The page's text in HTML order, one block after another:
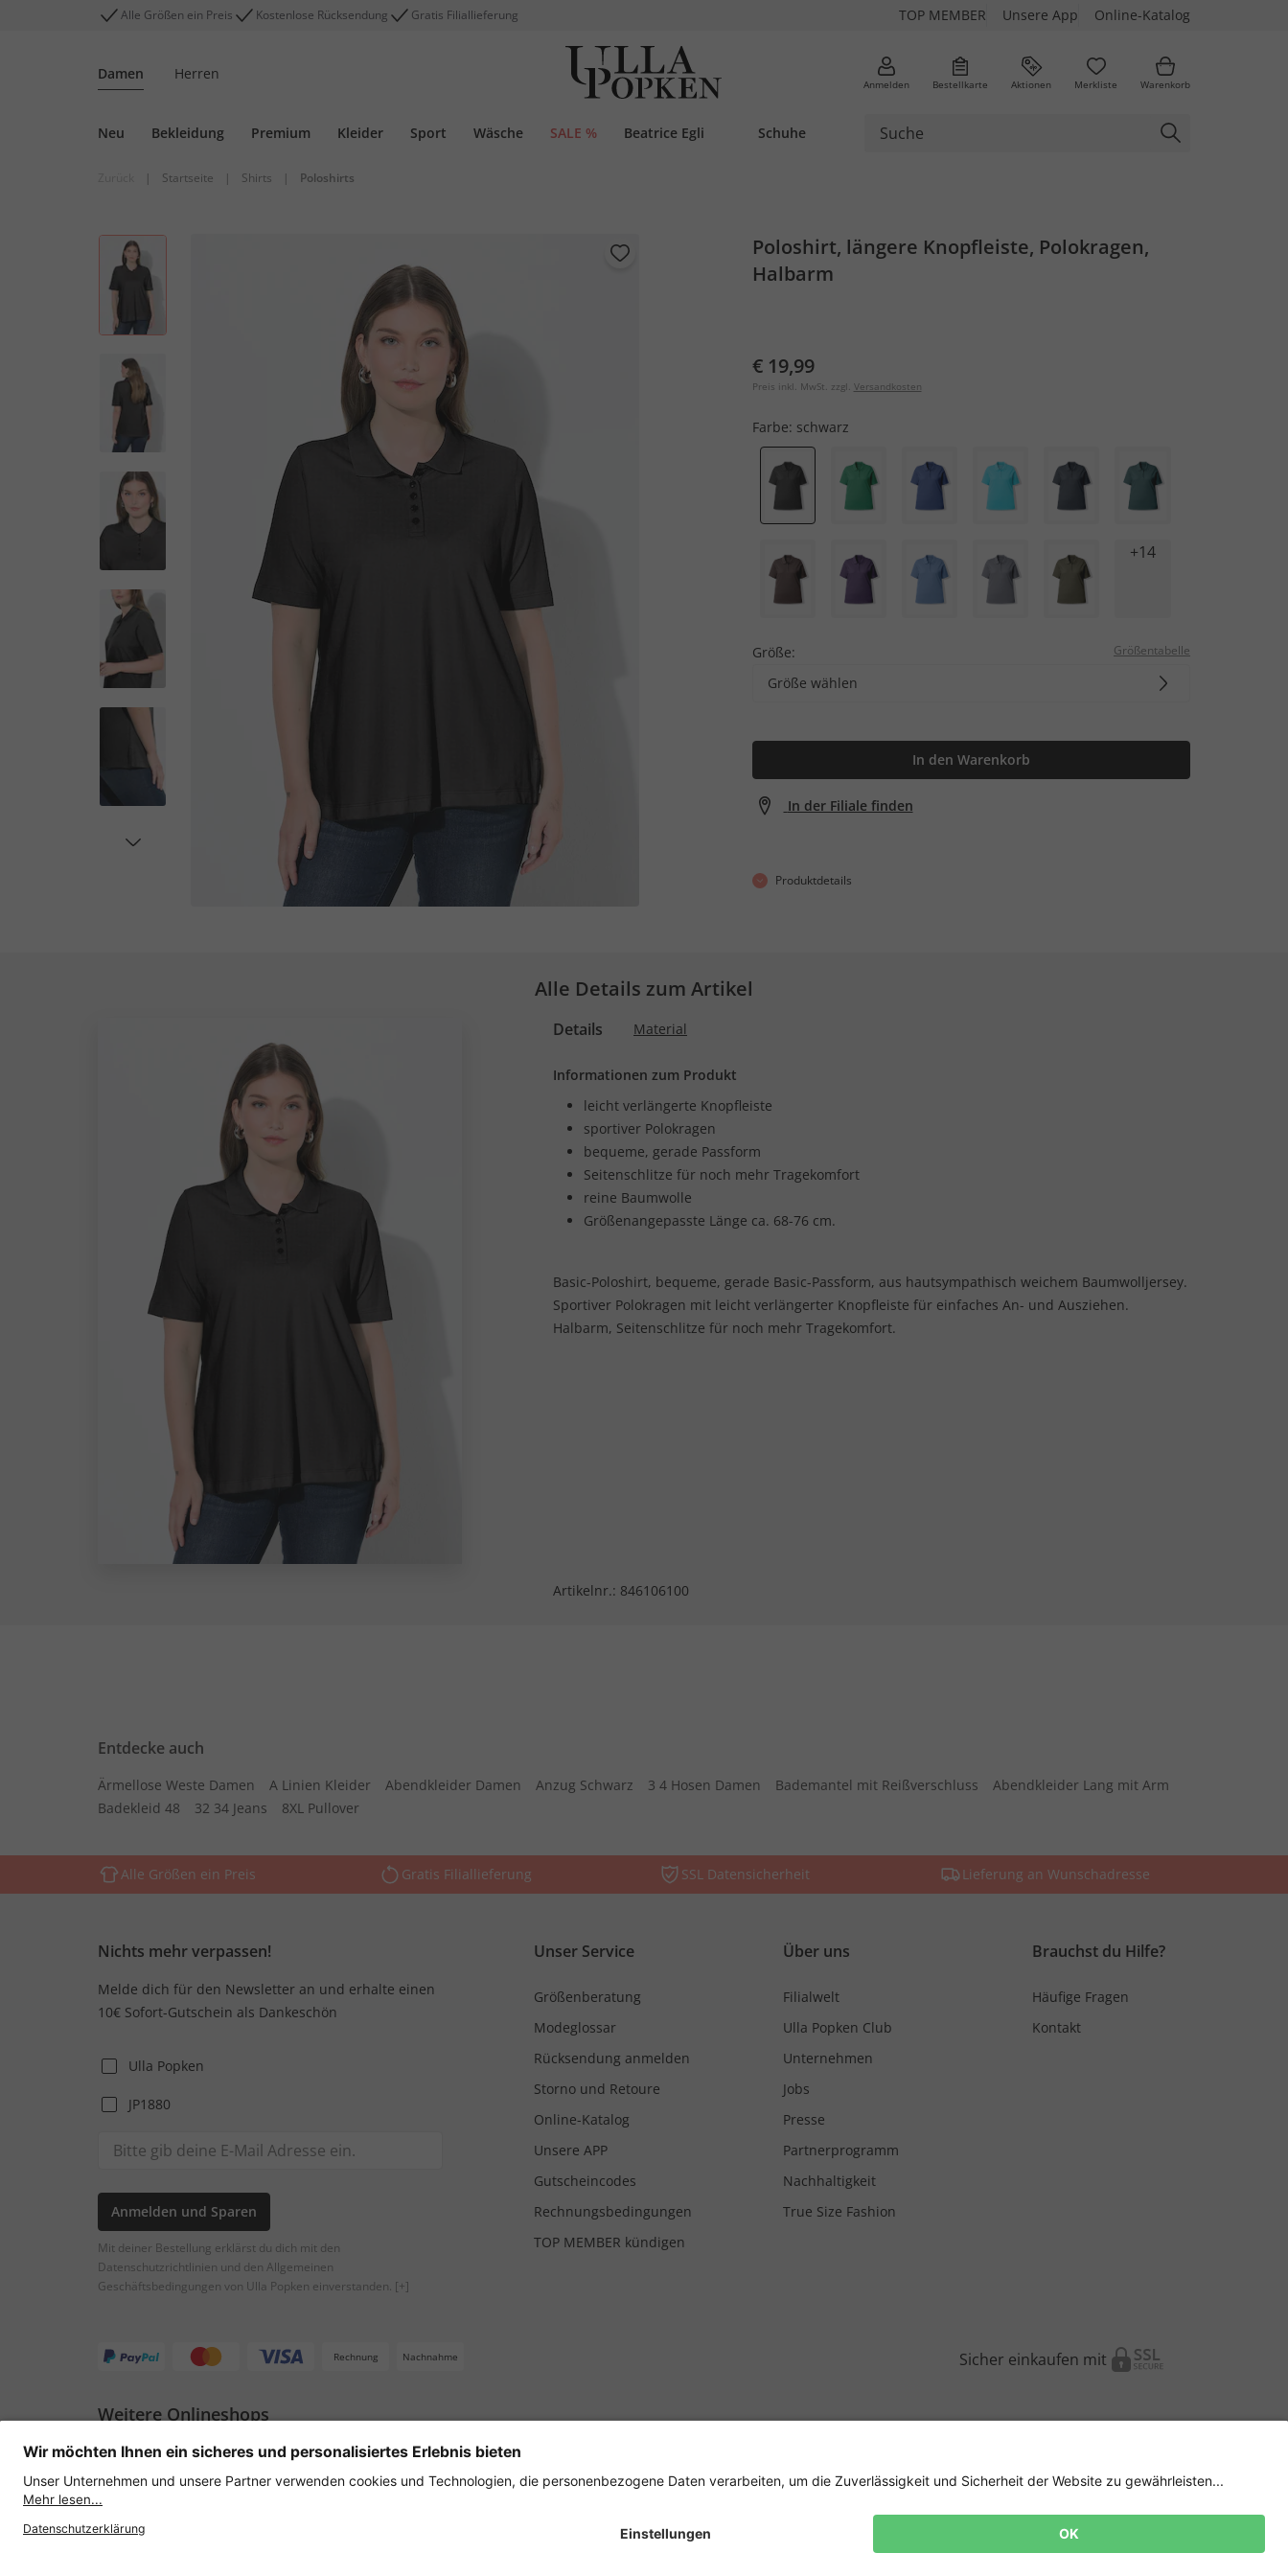
Alle Größen ein Preis Kostenlose Rücksendung Gratis Filiallieferung TOP MEMBER Unsere App Online-Katalog
Damen Herren
Anmelden Bestellkarte Aktionen Merkliste Warenkorb
Neu Bekleidung Premium Kleider Sport Wäsche SALE % Beatrice Egli Schuhe
| Startseite | Shirts | Poloshirts
Poloshirt, längere Knopfleiste, Polokragen,
Halbarm
€ 19,99
Preis inkl. MwSt. zzgl. Versandkosten
Farbe: schwarz
+14
Größe: Größentabelle
Größe wählen
In den Warenkorb
In der Filiale finden
Produktdetails
Alle Details zum Artikel
Details Material
Informationen zum Produkt
leicht verlängerte Knopfleiste
sportiver Polokragen
bequeme, gerade Passform
Seitenschlitze für noch mehr Tragekomfort
reine Baumwolle
Größenangepasste Länge ca. 68-76 cm.
Basic-Poloshirt, bequeme, gerade Basic-Passform, aus hautsympathisch weichem Baumwolljersey.
Sportiver Polokragen mit leicht verlängerter Knopfleiste für einfaches An- und Ausziehen.
Halbarm, Seitenschlitze für noch mehr Tragekomfort.
Artikelnr.: 846106100
Entdecke auch
Ärmellose Weste Damen A Linien Kleider Abendkleider Damen Anzug Schwarz 3 4 Hosen Damen Bademantel mit Reißverschluss
Abendkleider Lang mit Arm
Badekleid 48
32 34 Jeans 8XL Pullover
Alle Größen ein Preis Gratis Filiallieferung SSL Datensicherheit Lieferung an Wunschadresse
Nichts mehr verpassen!
Melde dich für den Newsletter an und erhalte einen
10€ Sofort-Gutschein als Dankeschön
Ulla Popken
JP1880
Anmelden und Sparen
Mit deiner Bestellung erklärst du dich mit den
Datenschutzrichtlinien und den Allgemeinen
Geschäftsbedingungen von Ulla Popken einverstanden. [+]
Unser Service
Größenberatung
Modeglossar
Rücksendung anmelden
Storno und Retoure
Online-Katalog
Unsere APP
Gutscheincodes
Rechnungsbedingungen
TOP MEMBER kündigen
Über uns
Filialwelt
Ulla Popken Club
Unternehmen
Jobs
Presse
Partnerprogramm
Nachhaltigkeit
True Size Fashion
Brauchst du Hilfe?
Häufige Fragen
Kontakt
Rechnung Nachnahme Sicher einkaufen mit
Weitere Onlineshops
Österreich